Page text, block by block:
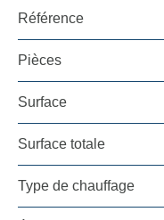
Référence
Pièces
Surface
Surface totale
Type de chauffage